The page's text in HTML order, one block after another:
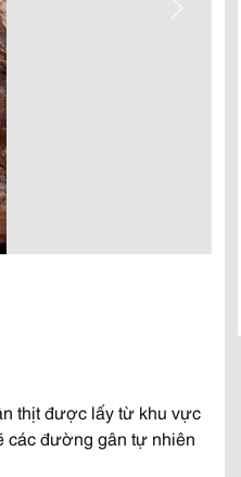
thịt được lấy từ khu vực
các đường gân tự nhiên